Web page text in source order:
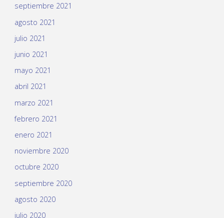
septiembre 2021
agosto 2021
julio 2021
junio 2021
mayo 2021
abril 2021
marzo 2021
febrero 2021
enero 2021
noviembre 2020
octubre 2020
septiembre 2020
agosto 2020
julio 2020